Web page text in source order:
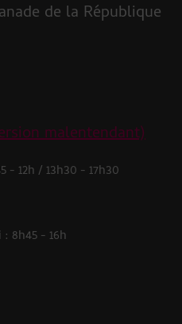
de la République
malentendant)
12h / 13h30 - 17h30
8h45 - 16h